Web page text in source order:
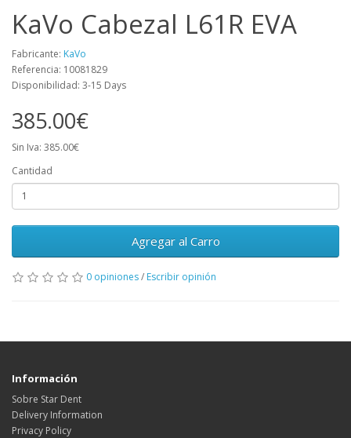
KaVo Cabezal L61R EVA
Fabricante: KaVo
Referencia: 10081829
Disponibilidad: 3-15 Days
385.00€
Sin Iva: 385.00€
Cantidad
Agregar al Carro
0 opiniones/ Escribir opinión
Información
Sobre Star Dent
Delivery Information
Privacy Policy